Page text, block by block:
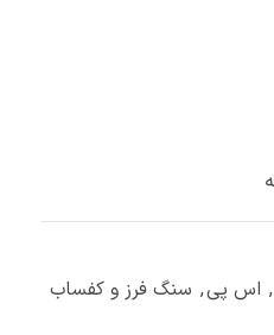
, اس پی, سنگ فرز و کفساب